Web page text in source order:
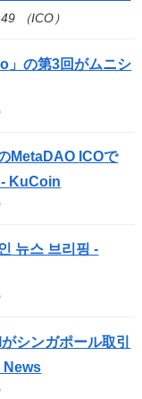
（ICO）
」の第3回がムニシ
MetaDAO ICOで
- KuCoin
뉴스 브리핑 -
シンガポール取引
News